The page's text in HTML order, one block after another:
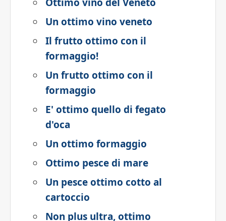
Un ottimo vino veneto
Il frutto ottimo con il
formaggio!
Un frutto ottimo con il
formaggio
E' ottimo quello di fegato
d'oca
Un ottimo formaggio
Ottimo pesce di mare
Un pesce ottimo cotto al
cartoccio
Non plus ultra, ottimo